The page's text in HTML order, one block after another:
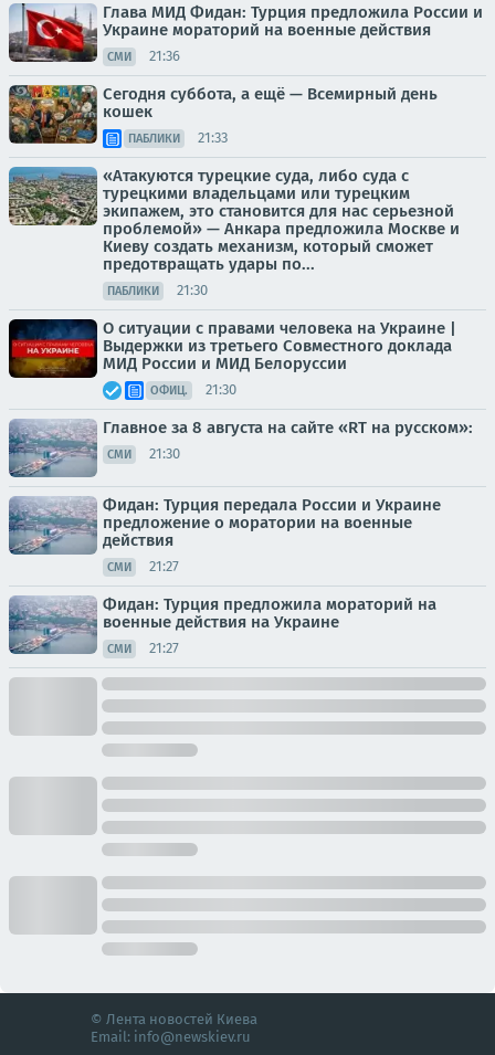
Глава МИД Фидан: Турция предложила России и
Украине мораторий на военные действия
СМИ 21:36
Сегодня суббота, а ещё — Всемирный день
кошек
ПАБЛИКИ 21:33
«Атакуются турецкие суда, либо суда с
турецкими владельцами или турецким
экипажем, это становится для нас серьезной
проблемой» — Анкара предложила Москве и
Киеву создать механизм, который сможет
предотвращать удары по...
ПАБЛИКИ 21:30
О ситуации с правами человека на Украине |
Выдержки из третьего Совместного доклада
МИД России и МИД Белоруссии
ОФИЦ. 21:30
Главное за 8 августа на сайте «RT на русском»:
СМИ 21:30
Фидан: Турция передала России и Украине
предложение о моратории на военные
действия
СМИ 21:27
Фидан: Турция предложила мораторий на
военные действия на Украине
СМИ 21:27
© Лента новостей Киева
Email: info@newskiev.ru